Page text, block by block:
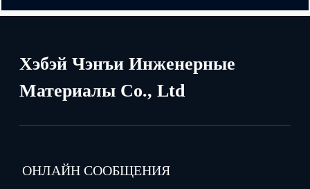
Хэбэй Чэнъи Инженерные
Материалы Co., Ltd
ОНЛАЙН СООБЩЕНИЯ